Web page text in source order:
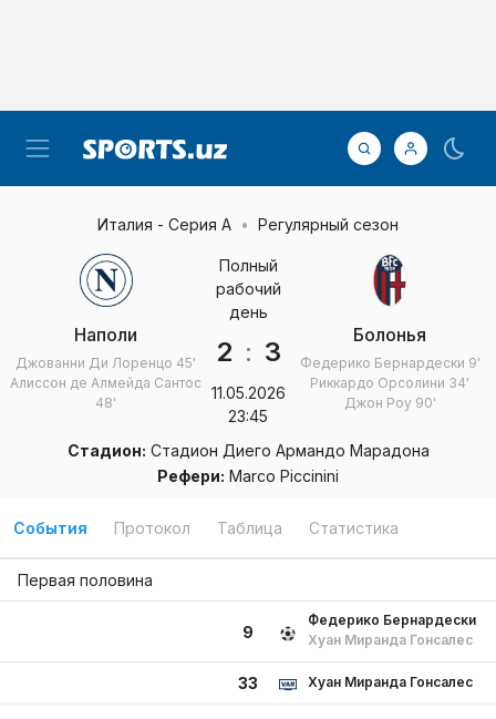
Италия - Серия А Регулярный сезон
Наполи
Джованни Ди Лоренцо 45'
Алиссон де Алмейда Сантос
48'
Полный
рабочий
день
2 : 3
11.05.2026
23:45
Болонья
Федерико Бернардески 9'
Риккардо Орсолини 34'
Джон Роу 90'
Стадион: Стадион Диего Армандо Марадона
Рефери: Marco Piccinini
События Протокол Таблица Статистика
Первая половина
9
Федерико Бернардески
Хуан Миранда Гонсалес
33 Хуан Миранда Гонсалес